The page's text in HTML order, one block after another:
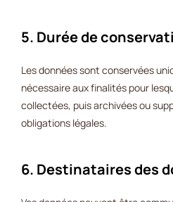
5. Durée de
Les données sont conservées
nécessaire aux finalités pour
collectées, puis archivées ou
obligations légales.
6. Destinataires des